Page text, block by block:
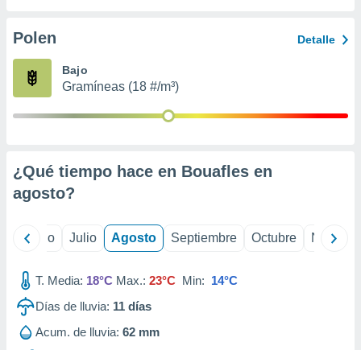
e
mediante
de
1199
Polen Detalle
Bajo
Gramíneas (18 #/m³)
¿Qué tiempo hace en Bouafles en
agosto?
Junio Julio Agosto Septiembre Octubre
T. Media: 18°C Max.: 23°C Min: 14°C
Días de lluvia: 11 días
Acum. de lluvia: 62 mm